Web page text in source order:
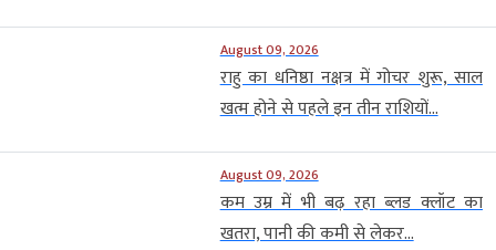
August 09, 2026
राहु का धनिष्ठा नक्षत्र में गोचर शुरू, साल
खत्म होने से पहले इन तीन राशियों...
August 09, 2026
कम उम्र में भी बढ़ रहा ब्लड क्लॉट का
खतरा, पानी की कमी से लेकर...